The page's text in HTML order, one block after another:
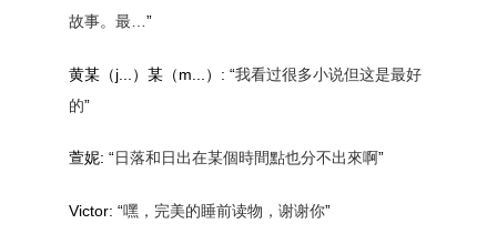
故事。最…”
黄某（j...）某（m...） : “我看过很多小说但这是最好
的”
萱妮: “日落和日出在某個時間點也分不出來啊”
Victor: “嘿，完美的睡前读物，谢谢你”